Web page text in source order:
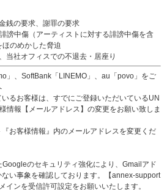
銭の要求、謝罪の要求
謗中傷（アーティストに対する誹謗中傷を含
のめかした脅迫
当社オフィスでの不退去・居座り
」、SoftBank「LINEMO」、au「povo」をご
るお客様は、すでにご登録いただいているUN
情報【メールアドレス】の変更をお願い致しま
お客様情報』内のメールアドレスを変更くだ
のセキュリティ強化により、Gmailアド
い事象を確認しております。【annex-support
ンを受信許可設定をお願いいたします。